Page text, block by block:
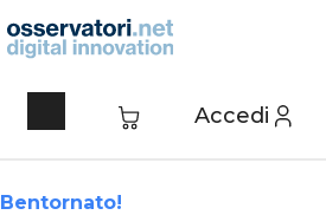
Accedi
Bentornato!